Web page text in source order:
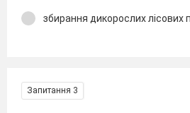
збирання дикорослих лісових
Запитання 3